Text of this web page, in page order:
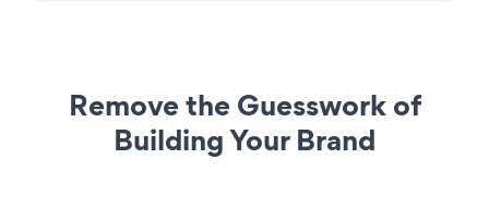
Remove the Guesswork of
Building Your Brand